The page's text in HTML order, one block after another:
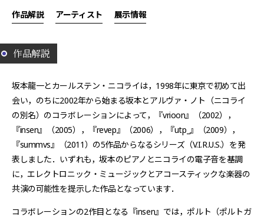
作品解説 アーティスト 展示情報
作品解説
坂本龍一とカールステン・ニコライは，1998年に東京で初めて出
会い，のちに2002年から始まる坂本とアルヴァ・ノト（ニコライ
の別名）のコラボレーションによって，『vrioon』（2002），
『insen』（2005），『revep』（2006），『utp_』（2009），
『summvs』（2011）の5作品からなるシリーズ（V.I.R.U.S.）を発
表しました．いずれも，坂本のピアノとニコライの電子音を基調
に，エレクトロニック・ミュージックとアコースティックな楽器の
共演の可能性を提示した作品となっています．
コラボレーションの2作目となる『insen』では，ポルト（ポルトガ